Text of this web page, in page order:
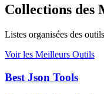
Collections des
Listes organisées des
Voir les Meilleurs Outils
Best Json Tools